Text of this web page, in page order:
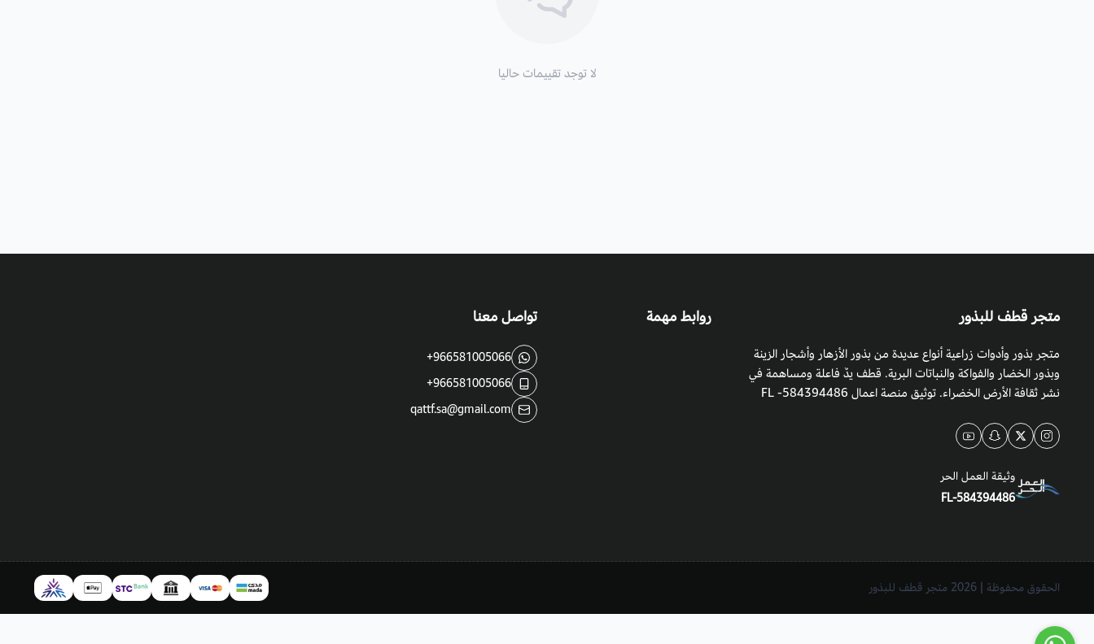
لا توجد تقييمات حاليا
متجر قطف للبذور
متجر بذور وأدوات زراعية أنواع عديدة من بذور الأزهار وأشجار الزينة
وبذور الخضار والفواكة والنباتات البرية. قطف يدٌ فاعلة ومساهمة في
نشر ثقافة الأرض الخضراء. توثيق منصة اعمال 584394486- FL
وثيقة العمل الحر
FL-584394486
روابط مهمة تواصل معنا
+966581005066
+966581005066
qattf.sa@gmail.com
الحقوق محفوظة | 2026 متجر قطف للبذور